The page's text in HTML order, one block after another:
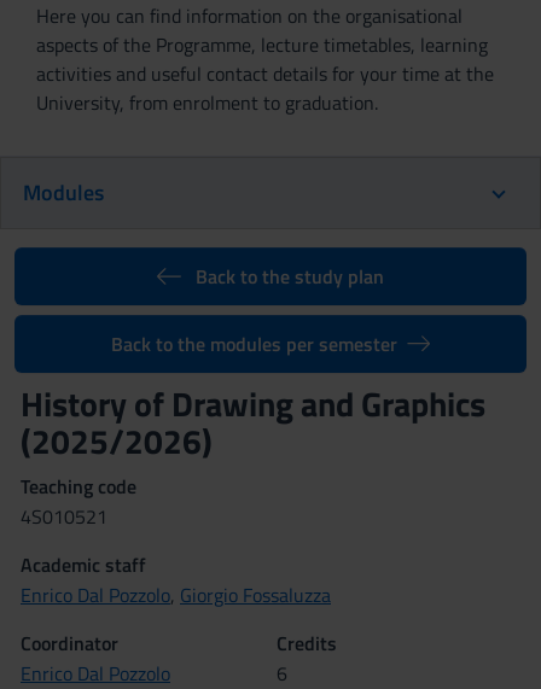
Here you can find information on the organisational
aspects of the Programme, lecture timetables, learning
activities and useful contact details for your time at the
University, from enrolment to graduation.
Modules
Back to the study plan
Back to the modules per semester
History of Drawing and Graphics
(2025/2026)
Teaching code
4S010521
Academic staff
Enrico Dal Pozzolo, Giorgio Fossaluzza
Coordinator
Enrico Dal Pozzolo
Credits
6